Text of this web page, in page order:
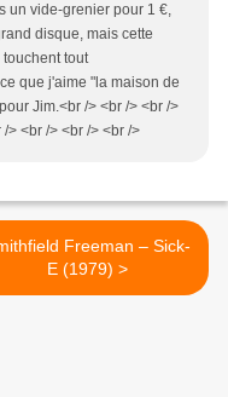
un vide-grenier pour 1 €,
disque, mais cette
tout
que j'aime "la maison de
Jim.<br /> <br /> <br />
<br /> <br /> <br />
Freeman ‎– Sick-
E (1979) >